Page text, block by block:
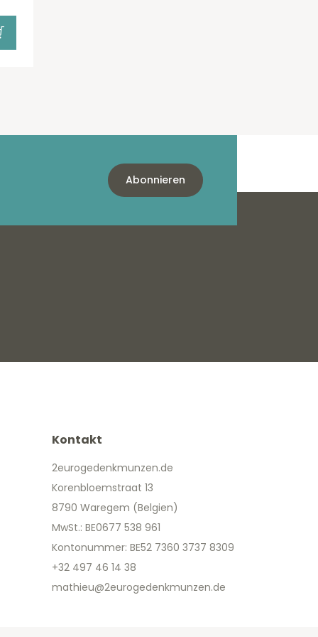
Abonnieren
Kontakt
2eurogedenkmunzen.de
Korenbloemstraat 13
8790 Waregem (Belgien)
MwSt.: BE0677 538 961
Kontonummer: BE52 7360 3737 8309
+32 497 46 14 38
mathieu@2eurogedenkmunzen.de